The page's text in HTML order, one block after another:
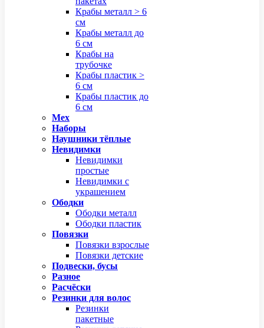
Крабы металл > 6
см
Крабы металл до
6 см
Крабы на
трубочке
Крабы пластик >
6 см
Крабы пластик до
6 см
Мех
Наборы
Наушники тёплые
Невидимки
Невидимки
простые
Невидимки с
украшением
Ободки
Ободки металл
Ободки пластик
Повязки
Повязки взрослые
Повязки детские
Подвески, бусы
Разное
Расчёски
Резинки для волос
Резинки
пакетные